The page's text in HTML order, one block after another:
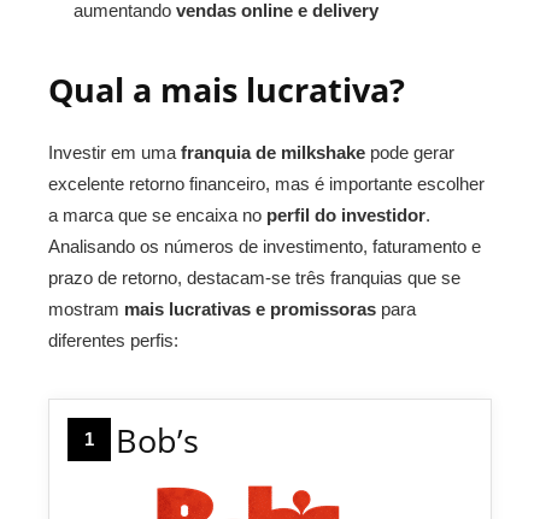
aumentando vendas online e delivery
Qual a mais lucrativa?
Investir em uma franquia de milkshake pode gerar
excelente retorno financeiro, mas é importante escolher
a marca que se encaixa no perfil do investidor.
Analisando os números de investimento, faturamento e
prazo de retorno, destacam-se três franquias que se
mostram mais lucrativas e promissoras para
diferentes perfis:
1 Bob’s